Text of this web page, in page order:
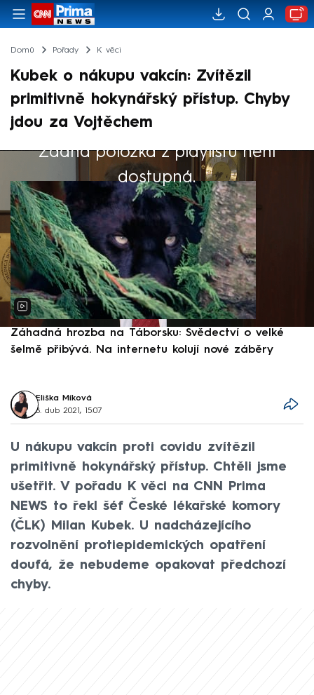
Domů Pořady K věci
Kubek o nákupu vakcín: Zvítězil
primitivně hokynářský přístup. Chyby
jdou za Vojtěchem
Žádná položka z playlistu není
dostupná.
Výběr redakce
Záhadná hrozba na Táborsku: Svědectví o velké
šelmě přibývá. Na internetu kolují nové záběry
Eliška Míková
8. dub 2021, 15:07
U nákupu vakcín proti covidu zvítězil
primitivně hokynářský přístup. Chtěli jsme
ušetřit. V pořadu K věci na CNN Prima
NEWS to řekl šéf České lékařské komory
(ČLK) Milan Kubek. U nadcházejícího
rozvolnění protiepidemických opatření
doufá, že nebudeme opakovat předchozí
chyby.